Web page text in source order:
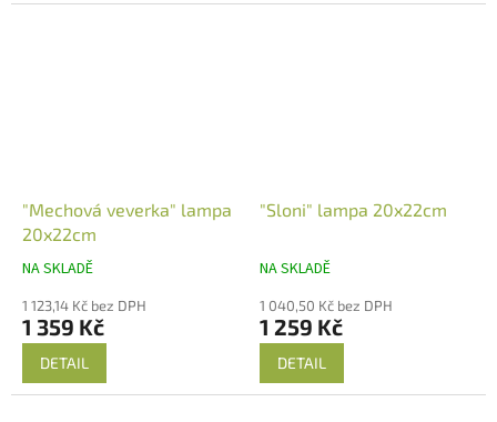
"Mechová veverka" lampa
20x22cm
NA SKLADĚ
1 123,14 Kč bez DPH
1 359 Kč
DETAIL
"Sloni" lampa 20x22cm
NA SKLADĚ
1 040,50 Kč bez DPH
1 259 Kč
DETAIL